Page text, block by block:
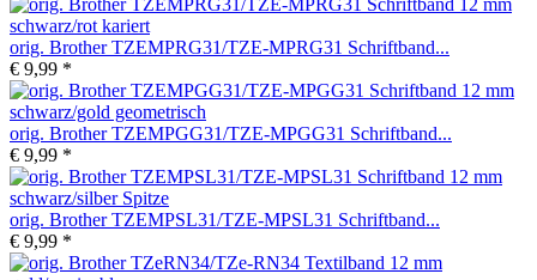
orig. Brother TZEMPRG31/TZE-MPRG31 Schriftband...
€ 9,99 *
orig. Brother TZEMPGG31/TZE-MPGG31 Schriftband...
€ 9,99 *
orig. Brother TZEMPSL31/TZE-MPSL31 Schriftband...
€ 9,99 *